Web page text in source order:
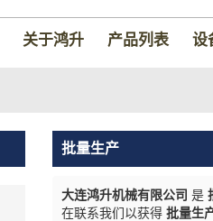
关于鸿升 产品列表 设
批量生产
大连鸿升机械有限公司 是
在联系我们以获得 批量生